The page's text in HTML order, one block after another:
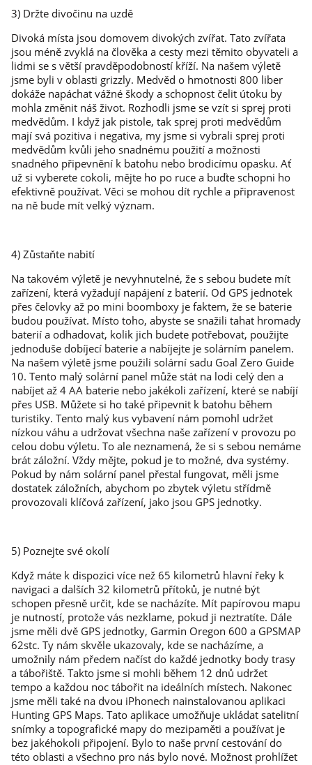
3) Držte divočinu na uzdě
Divoká místa jsou domovem divokých zvířat. Tato zvířata
jsou méně zvyklá na člověka a cesty mezi těmito obyvateli a
lidmi se s větší pravděpodobností kříží. Na našem výletě
jsme byli v oblasti grizzly. Medvěd o hmotnosti 800 liber
dokáže napáchat vážné škody a schopnost čelit útoku by
mohla změnit náš život. Rozhodli jsme se vzít si sprej proti
medvědům. I když jak pistole, tak sprej proti medvědům
mají svá pozitiva i negativa, my jsme si vybrali sprej proti
medvědům kvůli jeho snadnému použití a možnosti
snadného připevnění k batohu nebo brodicímu opasku. Ať
už si vyberete cokoli, mějte ho po ruce a buďte schopni ho
efektivně používat. Věci se mohou dít rychle a připravenost
na ně bude mít velký význam.
4) Zůstaňte nabití
Na takovém výletě je nevyhnutelné, že s sebou budete mít
zařízení, která vyžadují napájení z baterií. Od GPS jednotek
přes čelovky až po mini boomboxy je faktem, že se baterie
budou používat. Místo toho, abyste se snažili tahat hromady
baterií a odhadovat, kolik jich budete potřebovat, použijte
jednoduše dobíjecí baterie a nabíjejte je solárním panelem.
Na našem výletě jsme použili solární sadu Goal Zero Guide
10. Tento malý solární panel může stát na lodi celý den a
nabíjet až 4 AA baterie nebo jakékoli zařízení, které se nabíjí
přes USB. Můžete si ho také připevnit k batohu během
turistiky. Tento malý kus vybavení nám pomohl udržet
nízkou váhu a udržovat všechna naše zařízení v provozu po
celou dobu výletu. To ale neznamená, že si s sebou nemáme
brát záložní. Vždy mějte, pokud je to možné, dva systémy.
Pokud by nám solární panel přestal fungovat, měli jsme
dostatek záložních, abychom po zbytek výletu střídmě
provozovali klíčová zařízení, jako jsou GPS jednotky.
5) Poznejte své okolí
Když máte k dispozici více než 65 kilometrů hlavní řeky k
navigaci a dalších 32 kilometrů přítoků, je nutné být
schopen přesně určit, kde se nacházíte. Mít papírovou mapu
je nutností, protože vás nezklame, pokud ji neztratíte. Dále
jsme měli dvě GPS jednotky, Garmin Oregon 600 a GPSMAP
62stc. Ty nám skvěle ukazovaly, kde se nacházíme, a
umožnily nám předem načíst do každé jednotky body trasy
a tábořiště. Takto jsme si mohli během 12 dnů udržet
tempo a každou noc tábořit na ideálních místech. Nakonec
jsme měli také na dvou iPhonech nainstalovanou aplikaci
Hunting GPS Maps. Tato aplikace umožňuje ukládat satelitní
snímky a topografické mapy do mezipaměti a používat je
bez jakéhokoli připojení. Bylo to naše první cestování do
této oblasti a všechno pro nás bylo nové. Možnost prohlížet